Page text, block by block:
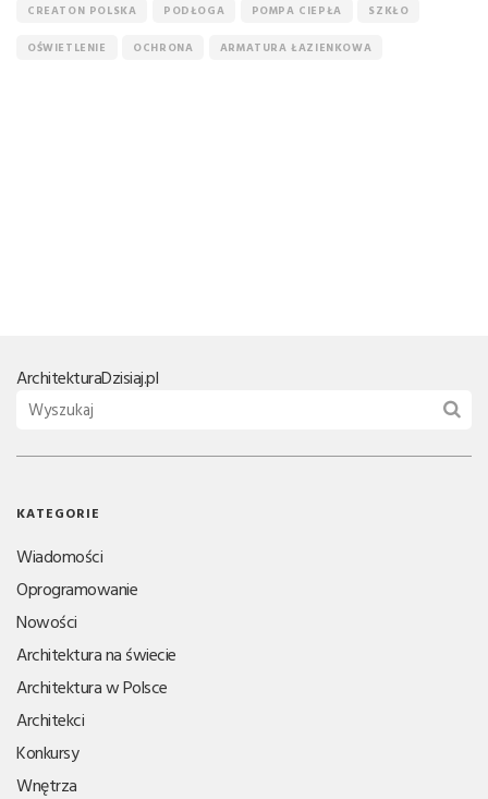
CREATON POLSKA PODŁOGA POMPA CIEPŁA SZKŁO
OŚWIETLENIE OCHRONA ARMATURA ŁAZIENKOWA
ArchitekturaDzisiaj.pl
KATEGORIE
Wiadomości
Oprogramowanie
Nowości
Architektura na świecie
Architektura w Polsce
Architekci
Konkursy
Wnętrza